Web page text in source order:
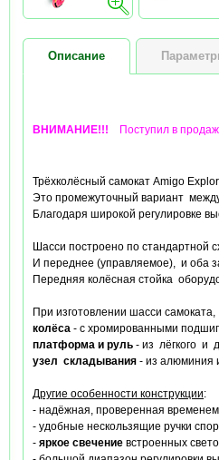
Описание
ВНИМАНИЕ!!! Поступил в
Трёхколёсный самокат Amigo
Это промежуточный вариант
Благодаря широкой регулировке
Шасси построено по стандартной
И переднее (управляемое), и оба
Передняя колёсная стойка
При изготовлении шасси
колёса - с хромированными
платформа и руль - из лёгкого и
узел складывания - из алюминия
Другие особенности конструкции:
- надёжная, проверенная
- удобные нескользящие ручки
- яркое свечение встроенных